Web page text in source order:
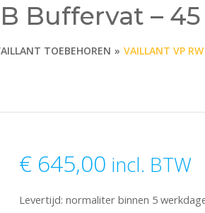
Buffervat –
TOEBEHOREN VAILLANT VP
€645,00 incl. BTW
Levertijd: normaliter binnen 5